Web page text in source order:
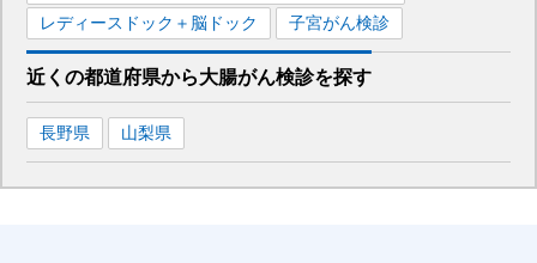
■上越新幹線
長岡
駅 新潟駅
レディースドック＋脳ドック
子宮がん検診
近くの都道府県から大腸がん検診を探す
長野県 山梨県